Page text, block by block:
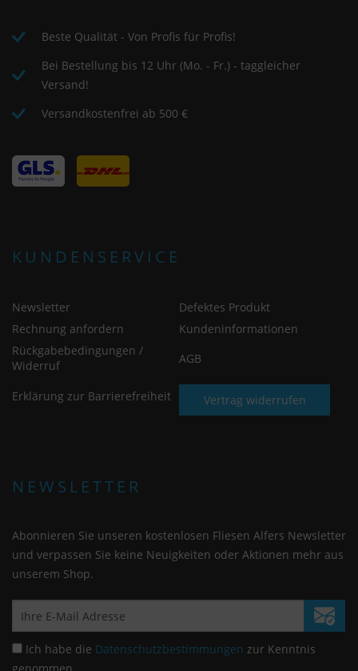
Beste Qualität - Von Profis für Profis!
Bei Bestellung bis 12 Uhr (Mo. - Fr.) - taggleicher
Versand!
Versandkostenfrei ab 500 €
KUNDENSERVICE
Newsletter
Defektes Produkt
Rechnung anfordern
Kundeninformationen
Rückgabebedingungen /
Widerruf
AGB
Erklärung zur Barrierefreiheit Vertrag widerrufen
NEWSLETTER
Abonnieren Sie unseren kostenlosen Fliesen Alfers Newsletter
und verpassen Sie keine Neuigkeiten oder Aktionen mehr aus
unserem Shop.
Ich habe die Datenschutzbestimmungen zur Kenntnis